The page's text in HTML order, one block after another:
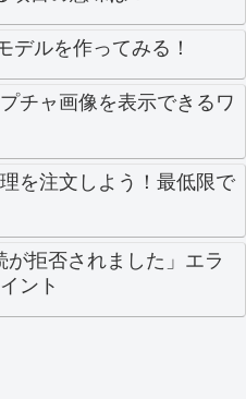
デルを作ってみる！
チャ画像を表示できるワ
を注文しよう！最低限で
が拒否されました」エラ
ント